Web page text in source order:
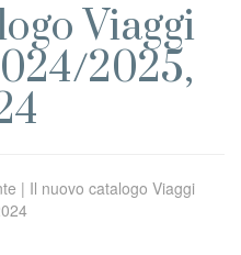
Viaggi
2025,
| Il nuovo catalogo Viaggi